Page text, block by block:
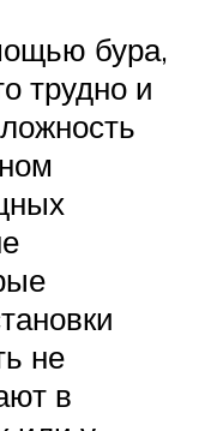
бура,
трудно и
не
в